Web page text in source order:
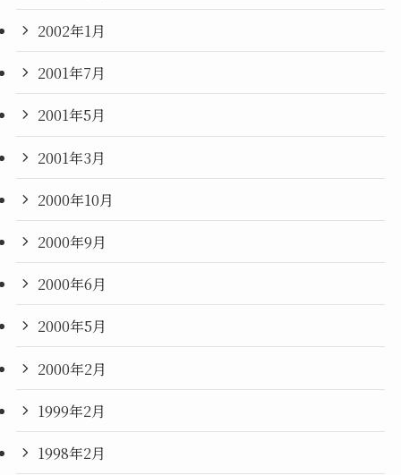
2002年1月
2001年7月
2001年5月
2001年3月
2000年10月
2000年9月
2000年6月
2000年5月
2000年2月
1999年2月
1998年2月